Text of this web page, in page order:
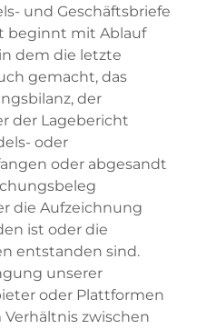
und Geschäftsbriefe
beginnt mit Ablauf
dem die letzte
gemacht, das
der
der Lagebericht
oder
oder abgesandt
die Aufzeichnung
ist oder die
entstanden sind.
unserer
oder Plattformen
zwischen